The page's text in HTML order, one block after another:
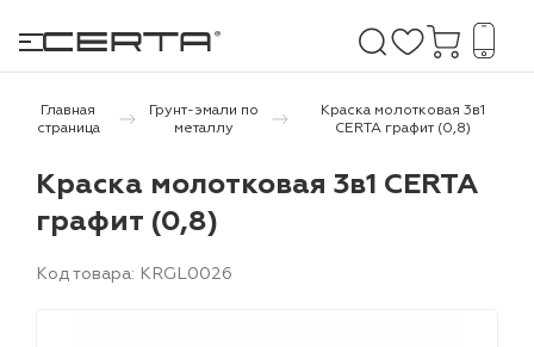
покрытия
и дачи
Главная
страница
Грунт-эмали по
металлу
Краска молотковая 3в1
CERTA графит (0,8)
Краска молотковая 3в1 CERTA
графит (0,8)
Код товара: KRGL0026